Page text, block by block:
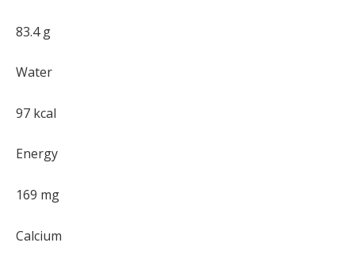
83.4 g
Water
97 kcal
Energy
169 mg
Calcium